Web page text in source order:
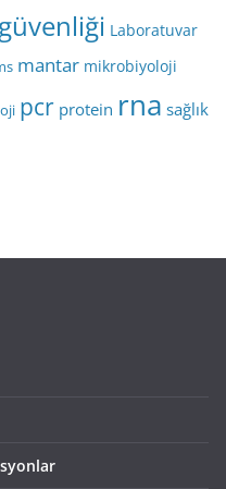
Laboratuvar
mantar mikrobiyoloji
pcr protein rna sağlık